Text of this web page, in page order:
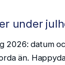
under
2026: datum
än.